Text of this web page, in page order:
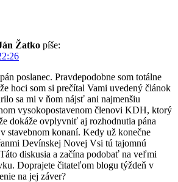
Žatko píše:
poslanec. Pravdepodobne som totálne
hoci som si prečítal Vami uvedený článok
sa mi v ňom nájsť ani najmenšiu
vysokopostavenom členovi KDH, ktorý
dokáže ovplyvniť aj rozhodnutia pána
stavebnom konaní. Kedy už konečne
Devínskej Novej Vsi tú tajomnú
diskusia a začína podobať na veľmi
Doprajete čitateľom blogu týždeň v
na jej záver?